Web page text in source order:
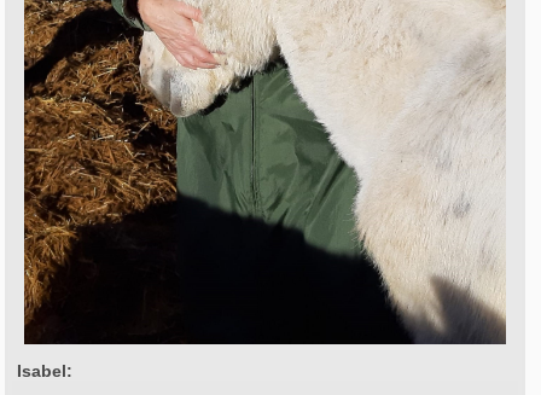
Isabel: